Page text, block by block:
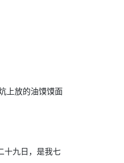
上放的油馍馍面
十九日，是我七